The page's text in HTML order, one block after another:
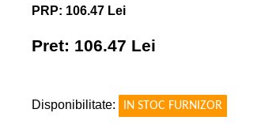
PRP: 106.47 Lei
Pret: 106.47 Lei
Disponibilitate:
IN STOC FURNIZOR